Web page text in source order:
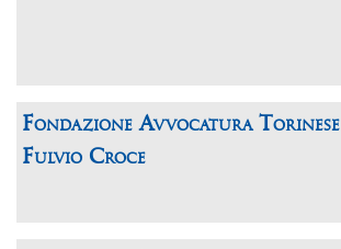
Fondazione Avvocatura Torinese
Fulvio Croce